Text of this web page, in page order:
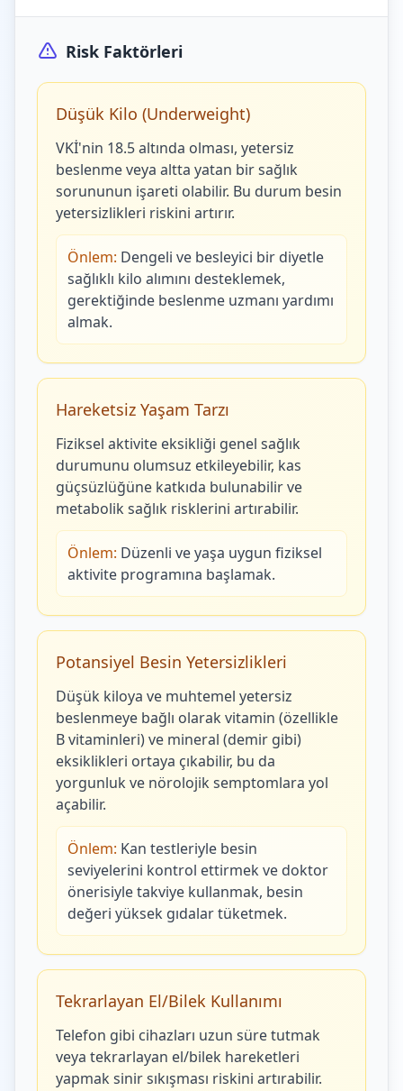
Risk Faktörleri
Düşük Kilo (Underweight)
VKİ'nin 18.5 altında olması, yetersiz
beslenme veya altta yatan bir sağlık
sorununun işareti olabilir. Bu durum besin
yetersizlikleri riskini artırır.
Önlem: Dengeli ve besleyici bir diyetle
sağlıklı kilo alımını desteklemek,
gerektiğinde beslenme uzmanı yardımı
almak.
Hareketsiz Yaşam Tarzı
Fiziksel aktivite eksikliği genel sağlık
durumunu olumsuz etkileyebilir, kas
güçsüzlüğüne katkıda bulunabilir ve
metabolik sağlık risklerini artırabilir.
Önlem: Düzenli ve yaşa uygun fiziksel
aktivite programına başlamak.
Potansiyel Besin Yetersizlikleri
Düşük kiloya ve muhtemel yetersiz
beslenmeye bağlı olarak vitamin (özellikle
B vitaminleri) ve mineral (demir gibi)
eksiklikleri ortaya çıkabilir, bu da
yorgunluk ve nörolojik semptomlara yol
açabilir.
Önlem: Kan testleriyle besin
seviyelerini kontrol ettirmek ve doktor
önerisiyle takviye kullanmak, besin
değeri yüksek gıdalar tüketmek.
Tekrarlayan El/Bilek Kullanımı
Telefon gibi cihazları uzun süre tutmak
veya tekrarlayan el/bilek hareketleri
yapmak sinir sıkışması riskini artırabilir.